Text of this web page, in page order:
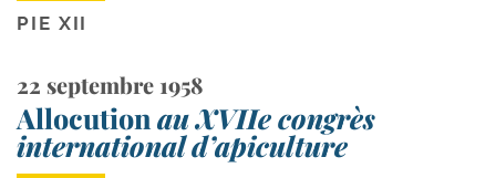
PIE XII
22 septembre 1958
Allocution au XVIIe congrès
international d’apiculture